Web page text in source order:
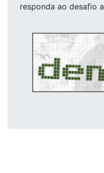
responda ao desafio